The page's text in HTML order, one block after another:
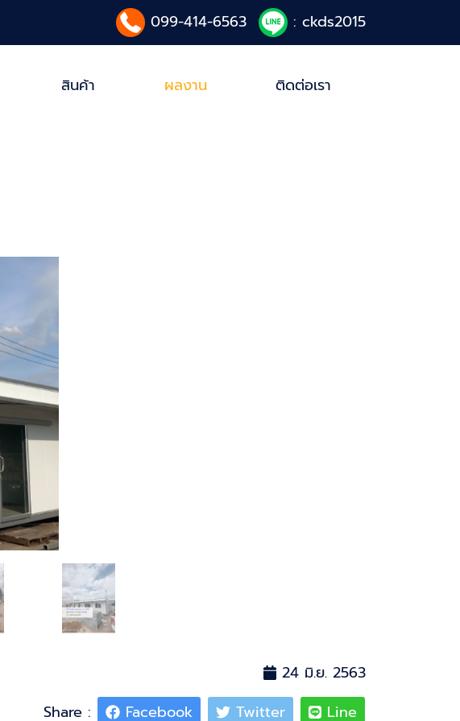
099-414-6563 : ckds2015
สินค้า ผลงาน ติดต่อเรา
24 มิ.ย. 2563
Share :
Facebook Twitter Line